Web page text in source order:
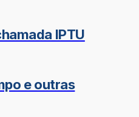
IPTU
e outras